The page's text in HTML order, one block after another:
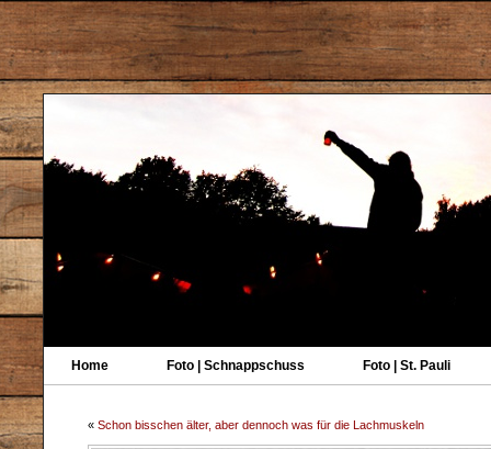
Home Foto | Schnappschuss Foto | St. Pauli
« Schon bisschen älter, aber dennoch was für die Lachmuskeln